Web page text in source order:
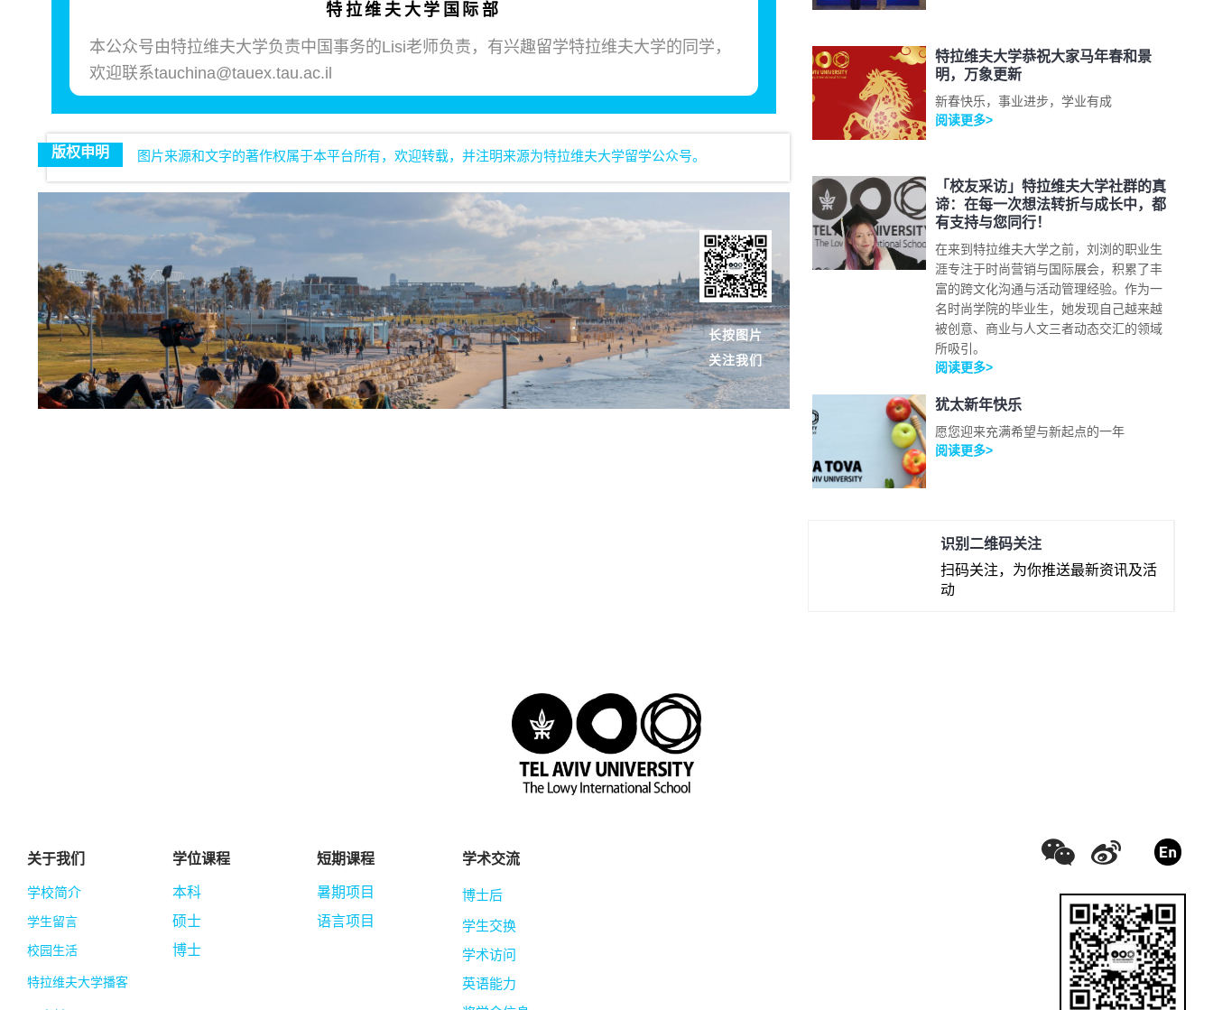
特拉维夫大学国际部
本公众号由特拉维夫大学负责中国事务的Lisi老师负责，有兴趣留学特拉维夫大学的同学，
欢迎联系tauchina@tauex.tau.ac.il
版权申明 图片来源和文字的著作权属于本平台所有，欢迎转载，并注明来源为特拉维夫大学留学公众号。
长按图片
关注我们
特拉维夫大学恭祝大家马年春和景
明，万象更新
新春快乐，事业进步，学业有成
阅读更多>
「校友采访」特拉维夫大学社群的真
谛：在每一次想法转折与成长中，都
有支持与您同行！
在来到特拉维夫大学之前，刘浏的职业生
涯专注于时尚营销与国际展会，积累了丰
富的跨文化沟通与活动管理经验。作为一
名时尚学院的毕业生，她发现自己越来越
被创意、商业与人文三者动态交汇的领域
所吸引。
阅读更多>
犹太新年快乐
愿您迎来充满希望与新起点的一年
阅读更多>
识别二维码关注
扫码关注，为你推送最新资讯及活
动
关于我们
学校简介
学生留言
校园生活
特拉维夫大学播客
学位课程
本科
硕士
博士
短期课程
暑期项目
语言项目
学术交流
博士后
学生交换
学术访问
英语能力